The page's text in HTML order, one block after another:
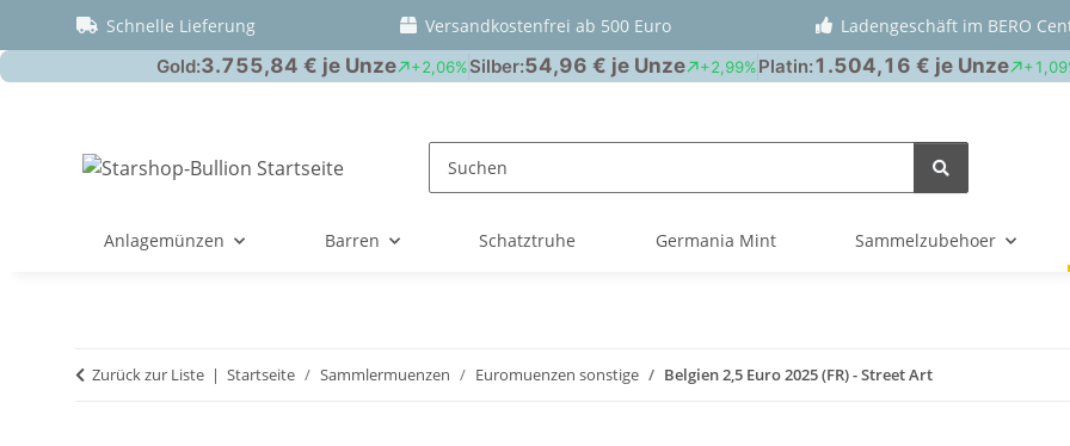
Schnelle Lieferung Versandkostenfrei ab 500 Euro Ladengeschäft im BERO
Anlagemünzen Barren Schatztruhe Germania Mint Sammelzubehoer
Zurück zur Liste Startseite Sammlermuenzen Euromuenzen sonstige Belgien 2,5 Euro 2025 (FR) - Street Art